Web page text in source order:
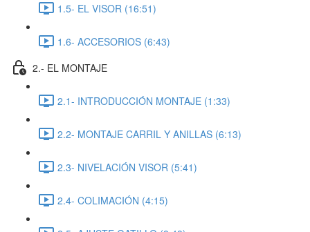
1.5- EL VISOR (16:51)
1.6- ACCESORIOS (6:43)
2.- EL MONTAJE
2.1- INTRODUCCIÓN MONTAJE (1:33)
2.2- MONTAJE CARRIL Y ANILLAS (6:13)
2.3- NIVELACIÓN VISOR (5:41)
2.4- COLIMACIÓN (4:15)